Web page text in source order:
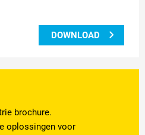
DOWNLOAD
brochure.
oplossingen voor